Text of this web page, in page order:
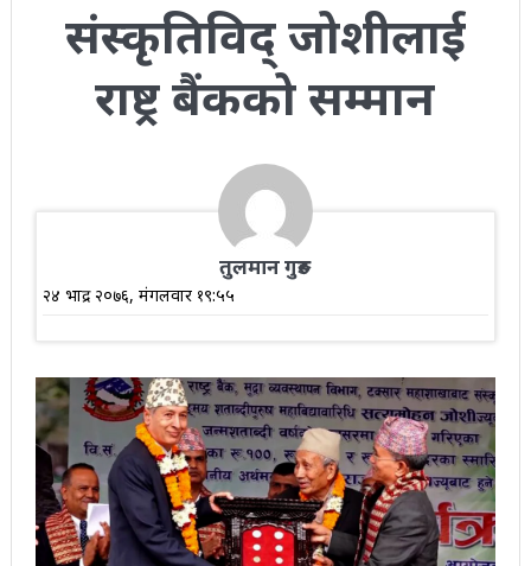
संस्कृतिविद् जोशीलाई
राष्ट्र बैंकको सम्मान
तुलमान गुरुङ
२४ भाद्र २०७६, मंगलवार १९:५५